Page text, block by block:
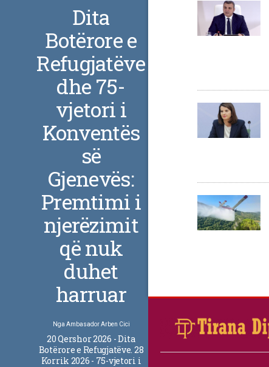
Dita
Botërore e
Refugjatëve
dhe 75-
vjetori i
Konventës
së
Gjenevës:
Premtimi i
njerëzimit
që nuk
duhet
harruar
Nga Ambasador Arben Cici
20 Qershor 2026 - Dita
Botërore e Refugjatëve. 28
Korrik 2026 - 75-vjetori i